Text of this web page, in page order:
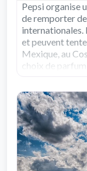
Pepsi organise
de remporter
internationales.
et peuvent
Mexique, au
choix de
Read more...